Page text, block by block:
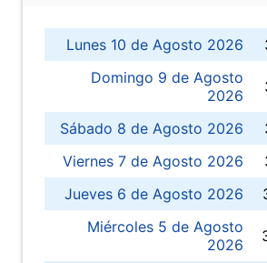
Lunes 10 de Agosto 2026
Domingo 9 de Agosto
2026
Sábado 8 de Agosto 2026
Viernes 7 de Agosto 2026
Jueves 6 de Agosto 2026
Miércoles 5 de Agosto
2026